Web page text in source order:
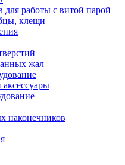
работы с витой парой
клещи
жал
наконечников